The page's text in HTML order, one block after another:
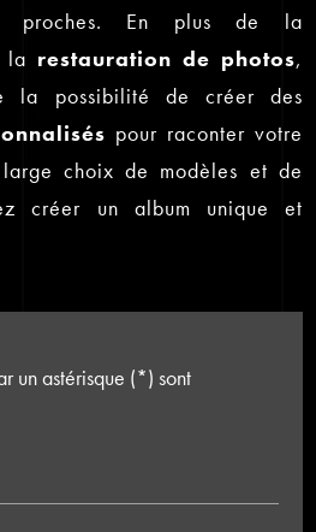
proches. En plus de la
la restauration de photos,
la possibilité de créer des
pour raconter votre
choix de modèles et de
créer un album unique et
un astérisque (*) sont